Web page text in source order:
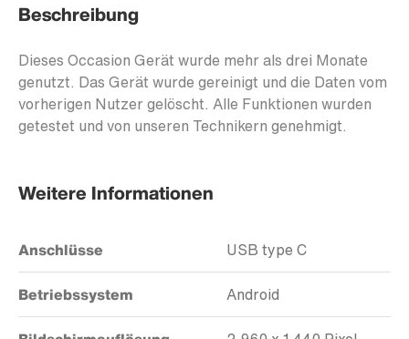
Beschreibung
Dieses Occasion Gerät wurde mehr als drei Monate
genutzt. Das Gerät wurde gereinigt und die Daten vom
vorherigen Nutzer gelöscht. Alle Funktionen wurden
getestet und von unseren Technikern genehmigt.
Weitere Informationen
Anschlüsse USB type C
Betriebssystem Android